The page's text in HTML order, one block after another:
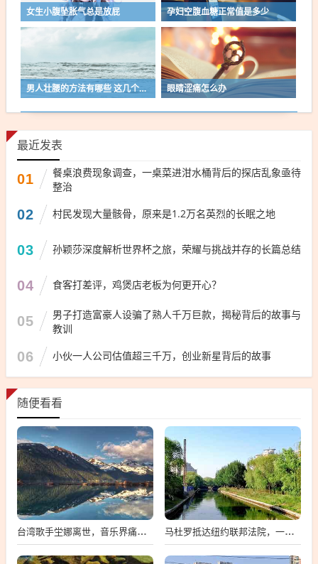
女生小腹坠胀气总是放屁 孕妇空腹血糖正常值是多少
男人壮腰的方法有哪些 这几个技巧来帮忙 眼睛涩痛怎么办
最近发表
01
餐桌浪费现象调查，一桌菜进泔水桶背后的探店乱象亟待
整治
02 村民发现大量骸骨，原来是1.2万名英烈的长眠之地
03 孙颖莎深度解析世界杯之旅，荣耀与挑战并存的长篇总结
04 食客打差评，鸡煲店老板为何更开心？
05
男子打造富豪人设骗了熟人千万巨款，揭秘背后的故事与
教训
06 小伙一人公司估值超三千万，创业新星背后的故事
随便看看
台湾歌手坣娜离世，音乐界痛失璀璨之星 马杜罗抵达纽约联邦法院，一场备受瞩目的司法之旅